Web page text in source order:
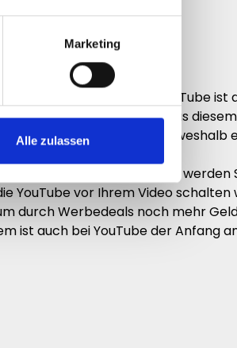
Marketing
Alle zulassen
viel Zeit auf YouTube. YouTube ist
dem Fernsehen. Alleine aus
viele weitere Gründe, weshalb
Ihr YouTube Video teilen, werden
YouTube vor Ihrem Video schalten
durch Werbedeals noch mehr
ist auch bei YouTube der Anfang